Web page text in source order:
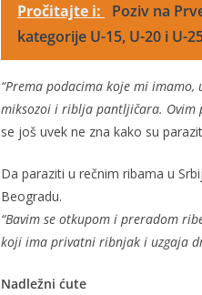
Pročitajte i:
Poziv na
kategorije U-15, U-20 i U-
“Prema podacima koje mi
miksozoi i riblja pantljičara. Ovim
se još uvek ne zna kako su
Da paraziti u rečnim ribama u
Beogradu.
“Bavim se otkupom i preradom
koji ima privatni ribnjak i uzgaja
Nadležni ćute